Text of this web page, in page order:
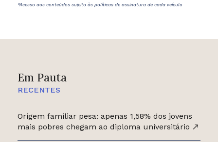
Em Pauta
RECENTES
Origem familiar pesa: apenas 1,58% dos jovens
mais pobres chegam ao diploma universitário
*Acesso aos conteúdos sujeito às políticas de assinatura de cada veículo